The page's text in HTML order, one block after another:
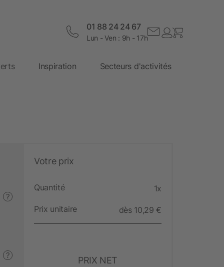
01 88 24 24 67
Lun - Ven : 9h - 17h
Inspiration Secteurs d'activités
?
?
Votre prix
Quantité 1x
Prix unitaire dès 10,29 €
PRIX NET